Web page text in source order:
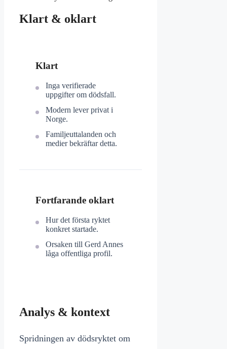
Klart & oklart
Klart
Inga verifierade
uppgifter om dödsfall.
Modern lever privat i
Norge.
Familjeuttalanden och
medier bekräftar detta.
Fortfarande oklart
Hur det första ryktet
konkret startade.
Orsaken till Gerd Annes
låga offentliga profil.
Analys & kontext
Spridningen av dödsryktet om